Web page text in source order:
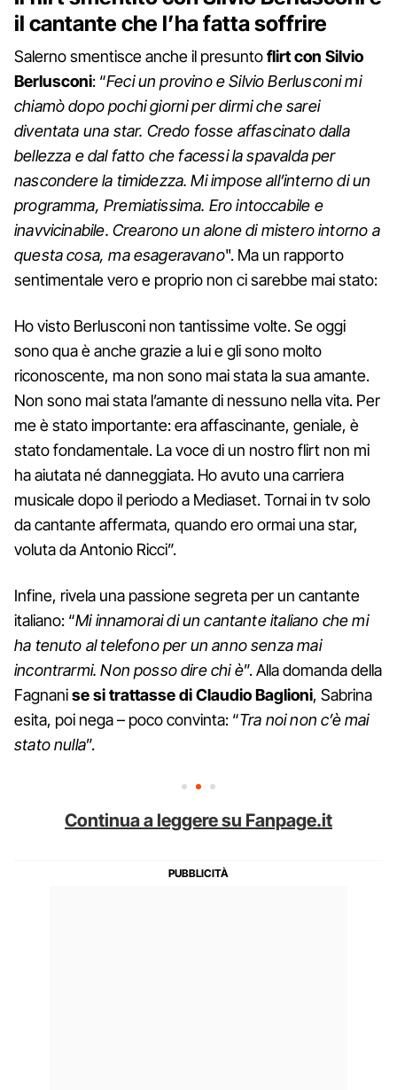
il cantante che l’ha fatta soffrire
Salerno smentisce anche il presuntoflirt con Silvio
Berlusconi: “Feci un provino e Silvio Berlusconi mi
chiamò dopo pochi giorni per dirmi che sarei
diventata una star. Credo fosse affascinato dalla
bellezza e dal fatto che facessi la spavalda per
nascondere la timidezza. Mi impose all’interno di un
programma, Premiatissima. Ero intoccabile e
inavvicinabile. Crearono un alone di mistero intorno a
questa cosa, ma esageravano". Ma un rapporto
sentimentale vero e proprio non ci sarebbe mai stato:
Ho visto Berlusconi non tantissime volte. Se oggi
sono qua è anche grazie a lui e gli sono molto
riconoscente, ma non sono mai stata la sua amante.
Non sono mai stata l’amante di nessuno nella vita. Per
me è stato importante: era affascinante, geniale, è
stato fondamentale. La voce di un nostro flirt non mi
ha aiutata né danneggiata. Ho avuto una carriera
musicale dopo il periodo a Mediaset. Tornai in tv solo
da cantante affermata, quando ero ormai una star,
voluta da Antonio Ricci”.
Infine, rivela una passione segreta per un cantante
italiano: “Mi innamorai di un cantante italiano che mi
ha tenuto al telefono per un anno senza mai
incontrarmi. Non posso dire chi è”. Alla domanda della
Fagnanise si trattasse di Claudio Baglioni, Sabrina
esita, poi nega – poco convinta: “Tra noi non c’è mai
stato nulla”.
Continua a leggere su Fanpage.it